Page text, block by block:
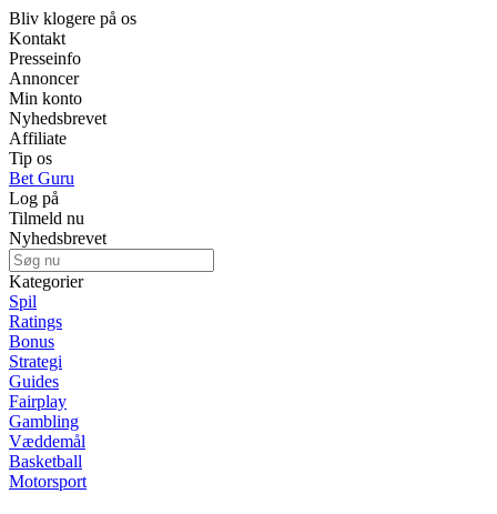
Bliv klogere på os
Kontakt
Presseinfo
Annoncer
Min konto
Nyhedsbrevet
Affiliate
Tip os
Bet Guru
Log på
Tilmeld nu
Nyhedsbrevet
Kategorier
Spil
Ratings
Bonus
Strategi
Guides
Fairplay
Gambling
Væddemål
Basketball
Motorsport